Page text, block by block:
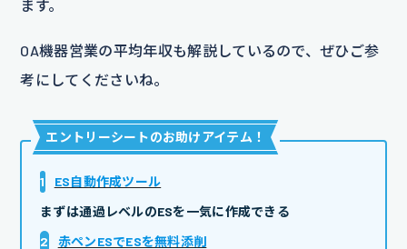
ます。
OA機器営業の平均年収も解説しているので、ぜひご参
考にしてくださいね。
エントリーシートのお助けアイテム ！
1
ES自動作成ツール
まずは通過レベルのESを一気に作成できる
2
赤ペンESでESを無料添削